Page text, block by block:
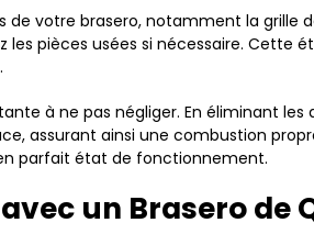
votre brasero, notamment la grille
pièces usées si nécessaire. Cette
à ne pas négliger. En éliminant
assurant ainsi une combustion
parfait état de fonctionnement.
un Brasero de